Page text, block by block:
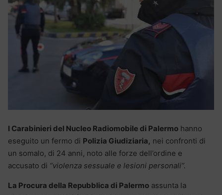
I Carabinieri del Nucleo Radiomobile di Palermo hanno
eseguito un fermo di Polizia Giudiziaria, nei confronti di
un somalo, di 24 anni, noto alle forze dell’ordine e
accusato di “violenza sessuale e lesioni personali”.
La Procura della Repubblica di Palermo assunta la